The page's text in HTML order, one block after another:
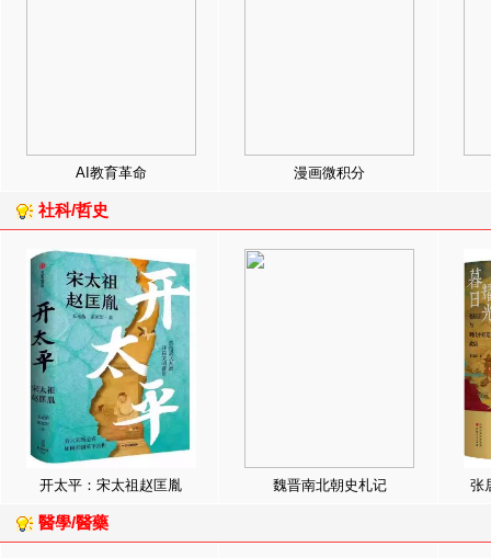
AI教育革命 漫画微积分
社科/哲史
开太平：宋太祖赵匡胤 魏晋南北朝史札记 张
醫學/醫藥